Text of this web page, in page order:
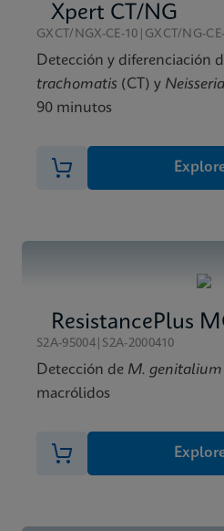
Xpert CT/NG
GXCT/NGX-CE-10|GXCT/NG-
Detección y diferenciación
trachomatis (CT) y
90 minutos
ResistancePlus
S2A-95004|S2A-2000410
Detección de M. genitalium
macrólidos